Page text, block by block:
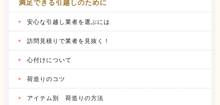
満足できる引越しのために
安心な引越し業者を選ぶには
訪問見積りで業者を見抜く！
心付けについて
荷造りのコツ
アイテム別 荷造りの方法